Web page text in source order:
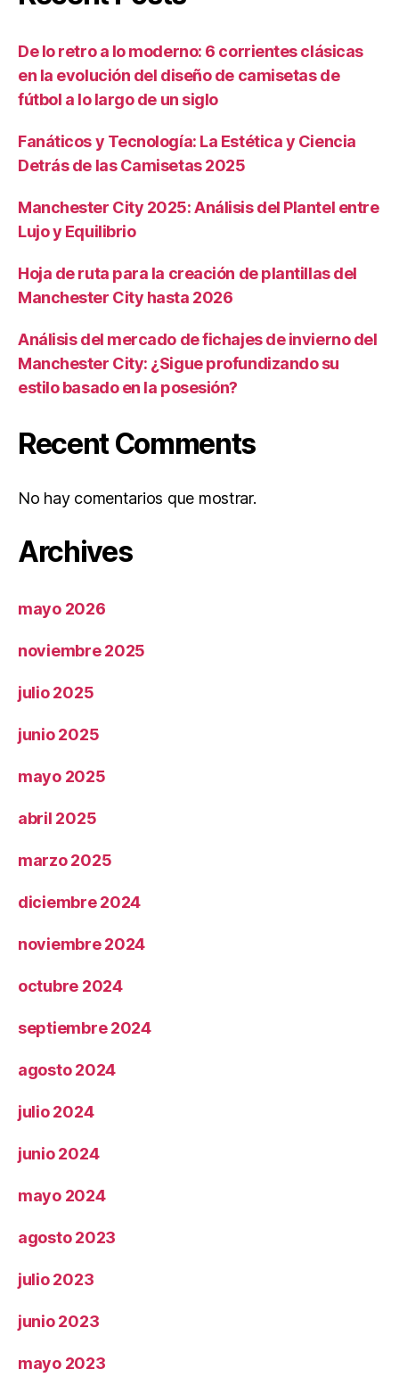
De lo retro a lo moderno: 6 corrientes clásicas
en la evolución del diseño de camisetas de
fútbol a lo largo de un siglo
Fanáticos y Tecnología: La Estética y Ciencia
Detrás de las Camisetas 2025
Manchester City 2025: Análisis del Plantel entre
Lujo y Equilibrio
Hoja de ruta para la creación de plantillas del
Manchester City hasta 2026
Análisis del mercado de fichajes de invierno del
Manchester City: ¿Sigue profundizando su
estilo basado en la posesión?
Recent Comments
No hay comentarios que mostrar.
Archives
mayo 2026
noviembre 2025
julio 2025
junio 2025
mayo 2025
abril 2025
marzo 2025
diciembre 2024
noviembre 2024
octubre 2024
septiembre 2024
agosto 2024
julio 2024
junio 2024
mayo 2024
agosto 2023
julio 2023
junio 2023
mayo 2023